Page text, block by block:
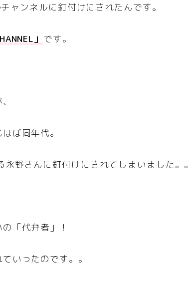
ャンネルに釘付けにされたんです。
」 です。
ぼ同年代。
野さんに釘付けにされてしまいました。。
「代弁者」！
いったのです。。